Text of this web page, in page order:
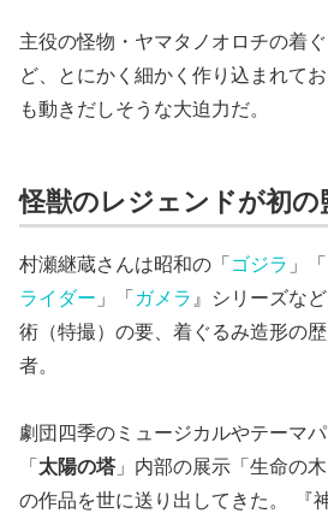
主役の怪物・ヤマタノオロチの着
ど、とにかく細かく作り込まれて
も動きだしそうな大迫力だ。
怪獣のレジェンドが初の
村瀬継蔵さんは昭和の「ゴジラ 」「
ライダー 」「ガメラ 』シリーズな
術（特撮）の要、着ぐるみ造形の
者。
劇団四季のミュージカルやテーマ
「太陽の塔」内部の展示「生命の
の作品を世に送り出してきた。 『